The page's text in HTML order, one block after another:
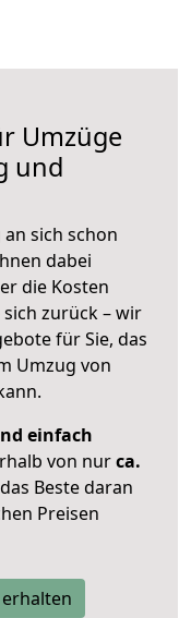
Umzüge
und
sich schon
dabei
die Kosten
sich zurück – wir
für Sie, das
Umzug von
einfach
von nurca.
Beste daran
Preisen